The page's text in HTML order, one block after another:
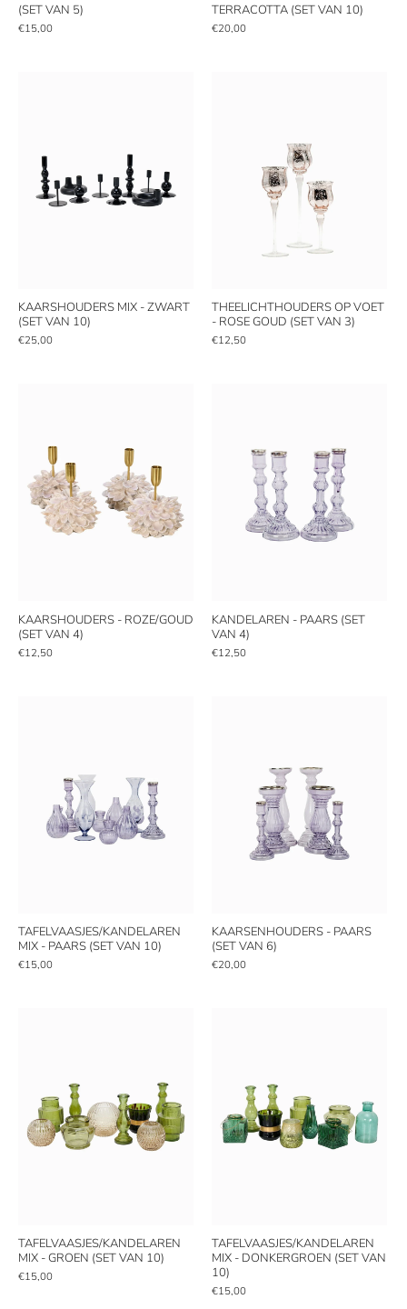
(SET VAN 5)
€15,00
TERRACOTTA (SET VAN 10)
€20,00
KAARSHOUDERS MIX - ZWART
(SET VAN 10)
€25,00
THEELICHTHOUDERS OP VOET
- ROSE GOUD (SET VAN 3)
€12,50
KAARSHOUDERS - ROZE/GOUD
(SET VAN 4)
€12,50
KANDELAREN - PAARS (SET
VAN 4)
€12,50
TAFELVAASJES/KANDELAREN
MIX - PAARS (SET VAN 10)
€15,00
KAARSENHOUDERS - PAARS
(SET VAN 6)
€20,00
TAFELVAASJES/KANDELAREN
MIX - GROEN (SET VAN 10)
€15,00
TAFELVAASJES/KANDELAREN
MIX - DONKERGROEN (SET VAN
10)
€15,00